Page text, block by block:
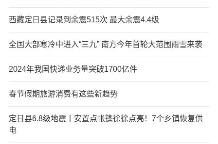
西藏定日县记录到余震515次 最大余震4.4级
全国大部寒冷中进入“三九” 南方今年首轮大范围雨雪来袭
2024年我国快递业务量突破1700亿件
春节假期旅游消费有这些新趋势
定日县6.8级地震丨安置点帐篷徐徐点亮！7个乡镇恢复供
电